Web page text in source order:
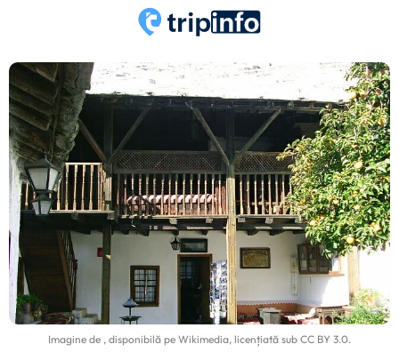
Imagine de , disponibilă pe Wikimedia, licențiată sub CC BY 3.0.